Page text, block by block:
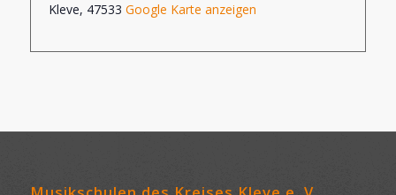
Kleve, 47533 Google Karte anzeigen